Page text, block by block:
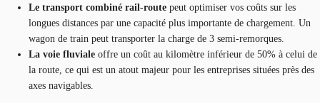
Le transport combiné rail-route peut optimiser vos coûts sur les
longues distances par une capacité plus importante de chargement. Un
wagon de train peut transporter la charge de 3 semi-remorques.
La voie fluviale offre un coût au kilomètre inférieur de 50% à celui de
la route, ce qui est un atout majeur pour les entreprises situées près des
axes navigables.